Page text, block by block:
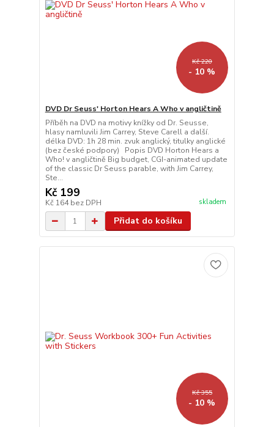
Kč 220
- 10 %
DVD Dr Seuss' Horton Hears A Who v angličtině
Příběh na DVD na motivy knížky od Dr. Seusse,
hlasy namluvili Jim Carrey, Steve Carell a další.
délka DVD: 1h 28 min. zvuk anglický, titulky anglické
(bez české podpory) Popis DVD Horton Hears a
Who! v angličtině Big budget, CGI-animated update
of the classic Dr Seuss parable, with Jim Carrey,
Ste...
Kč 199
Kč 164bez DPH skladem
Přidat do košíku
Kč 355
- 10 %